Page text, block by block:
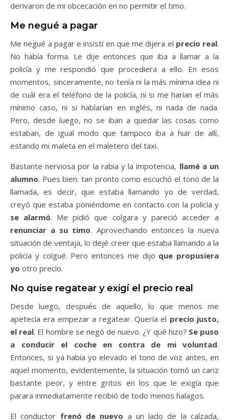
derivaron de mi obcecación en no permitir el timo.
Me negué a pagar
Me negué a pagar e insistí en que me dijera el precio real.
No había forma. Le dije entonces que iba a llamar a la
policía y me respondió que procediera a ello. En esos
momentos, sinceramente, no tenía ni la más mínima idea ni
de cuál era el teléfono de la policía, ni si me harían el más
mínimo caso, ni si hablarían en inglés, ni nada de nada.
Pero, desde luego, no se iban a quedar las cosas como
estaban, de igual modo que tampoco iba a huir de allí,
estando mi maleta en el maletero del taxi.
Bastante nerviosa por la rabia y la impotencia, llamé a un
alumno. Pues bien: tan pronto como escuchó el tono de la
llamada, es decir, que estaba llamando yo de verdad,
creyó que estaba poniéndome en contacto con la policía y
se alarmó. Me pidió que colgara y pareció acceder a
renunciar a su timo. Aprovechando entonces la nueva
situación de ventaja, lo dejé creer que estaba llamando a la
policía y colgué. Pero entonces me dijo que propusiera
yo otro precio.
No quise regatear y exigí el precio real
Desde luego, después de aquello, lo que menos me
apetecía era empezar a regatear. Quería el precio justo,
el real. El hombre se negó de nuevo. ¿Y qué hizo? Se puso
a conducir el coche en contra de mi voluntad.
Entonces, si ya había yo elevado el tono de voz antes, en
aquel momento, evidentemente, la situación tomó un cariz
bastante peor, y entre gritos en los que le exigía que
parara inmediatamente recibió de todo menos halagos.
El conductor frenó de nuevo a un lado de la calzada,